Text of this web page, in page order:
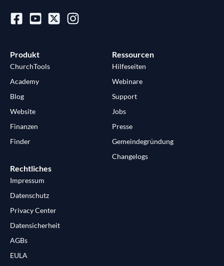
Produkt
ChurchTools
Academy
Blog
Website
Finanzen
Finder
Ressourcen
Hilfeseiten
Webinare
Support
Jobs
Presse
Gemeindegründung
Changelogs
Rechtliches
Impressum
Datenschutz
Privacy Center
Datensicherheit
AGBs
EULA